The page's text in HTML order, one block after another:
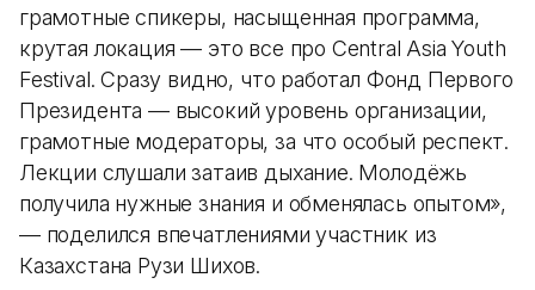
грамотные спикеры, насыщенная программа,
крутая локация — это все про Central Asia Youth
Festival. Сразу видно, что работал Фонд Первого
Президента — высокий уровень организации,
грамотные модераторы, за что особый респект.
Лекции слушали затаив дыхание. Молодёжь
получила нужные знания и обменялась опытом»,
— поделился впечатлениями участник из
Казахстана Рузи Шихов.